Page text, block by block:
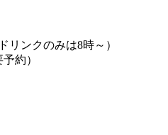
リンクのみは8時～）
約）